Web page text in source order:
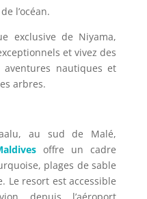
l’océan.
exclusive de Niyama,
et vivez des
nautiques et
arbres.
au sud de Malé,
offre un cadre
plages de sable
Le resort est accessible